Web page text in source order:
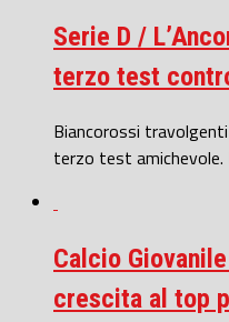
Serie D /
terzo test
Biancorossi
terzo test amichevole.
Calcio
crescita al top